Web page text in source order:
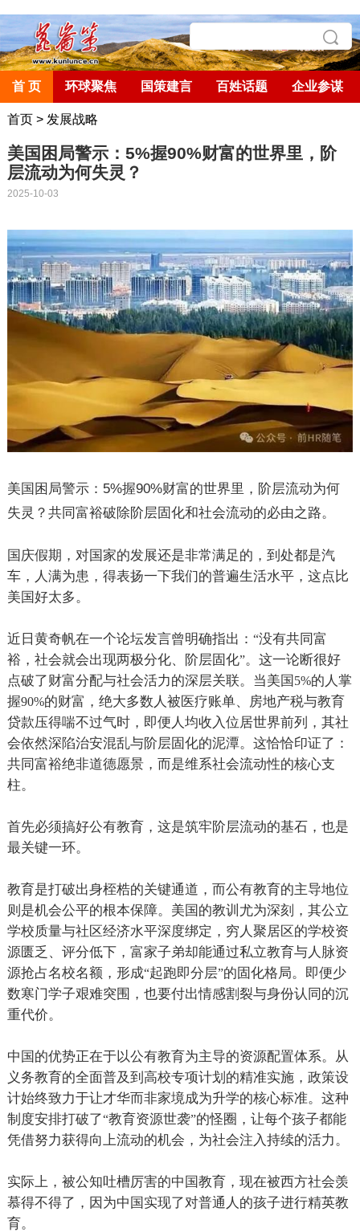
首 页 环球聚焦 国策建言 百姓话题 企业参谋
首页> 发展战略
美国困局警示：5%握90%财富的世界里，阶
层流动为何失灵？
2025-10-03
美国困局警示： 5%握90%财富的世界里，阶层流动为何
失灵？共同富裕破除阶层固化和社会流动的必由之路。
国庆假期，对国家的发展还是非常满足的，到处都是汽
车，人满为患，得表扬一下我们的普遍生活水平，这点比
美国好太多。
近日黄奇帆在一个论坛发言曾明确指出： “没有共同富
裕，社会就会出现两极分化、阶层固化”。这一论断很好
点破了财富分配与社会活力的深层关联。当美国 5%的人掌
握90%的财富，绝大多数人被医疗账单、房地产税与教育
贷款压得喘不过气时，即便人均收入位居世界前列，其社
会依然深陷治安混乱与阶层固化的泥潭。这恰恰印证了：
共同富裕绝非道德愿景，而是维系社会流动性的核心支
柱。
首先必须搞好公有教育，这是筑牢阶层流动的基石，也是
最关键一环。
教育是打破出身桎梏的关键通道，而公有教育的主导地位
则是机会公平的根本保障。美国的教训尤为深刻，其公立
学校质量与社区经济水平深度绑定，穷人聚居区的学校资
源匮乏、评分低下，富家子弟却能通过私立教育与人脉资
源抢占名校名额，形成“起跑即分层”的固化格局。即便少
数寒门学子艰难突围，也要付出情感割裂与身份认同的沉
重代价。
中国的优势正在于以公有教育为主导的资源配置体系。从
义务教育的全面普及到高校专项计划的精准实施，政策设
计始终致力于让才华而非家境成为升学的核心标准。这种
制度安排打破了“教育资源世袭”的怪圈，让每个孩子都能
凭借努力获得向上流动的机会，为社会注入持续的活力。
实际上，被公知吐槽厉害的中国教育，现在被西方社会羡
慕得不得了，因为中国实现了对普通人的孩子进行精英教
育。